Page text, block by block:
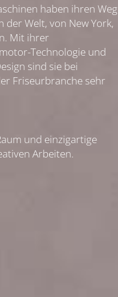
haben ihren Weg
Welt, von New York,
Mit ihrer
Technologie und
sind sie bei
Friseurbranche sehr
und einzigartige
Arbeiten.